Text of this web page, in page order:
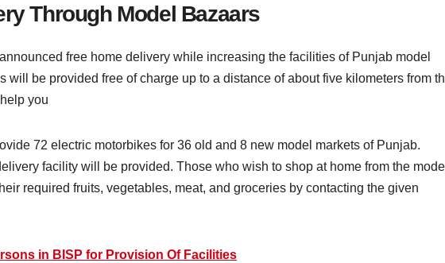
Through Model Bazaars
free home delivery while increasing the facilities of Punjab model
will be provided free of charge up to a distance of about five kilometers from
you
72 electric motorbikes for 36 old and 8 new model markets of Punjab.
facility will be provided. Those who wish to shop at home from the
required fruits, vegetables, meat, and groceries by contacting the given
in BISP for Provision Of Facilities